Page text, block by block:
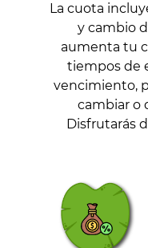
La cuota
y cambio
aumenta tu
tiempos de
vencimiento,
cambiar o
Disfrutarás